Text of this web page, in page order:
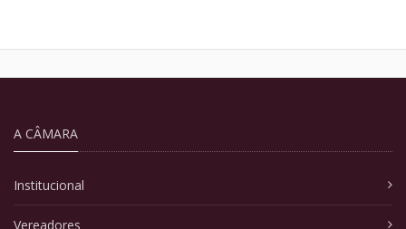
A CÂMARA
Institucional
Vereadores